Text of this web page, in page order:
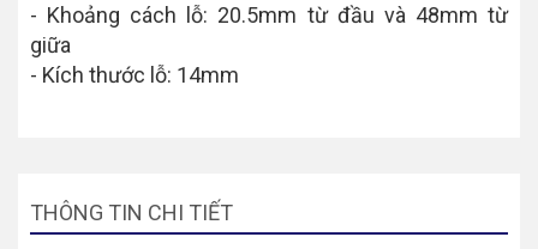
- Khoảng cách lỗ: 20.5mm từ đầu và 48mm từ
giữa
- Kích thước lỗ: 14mm
THÔNG TIN CHI TIẾT